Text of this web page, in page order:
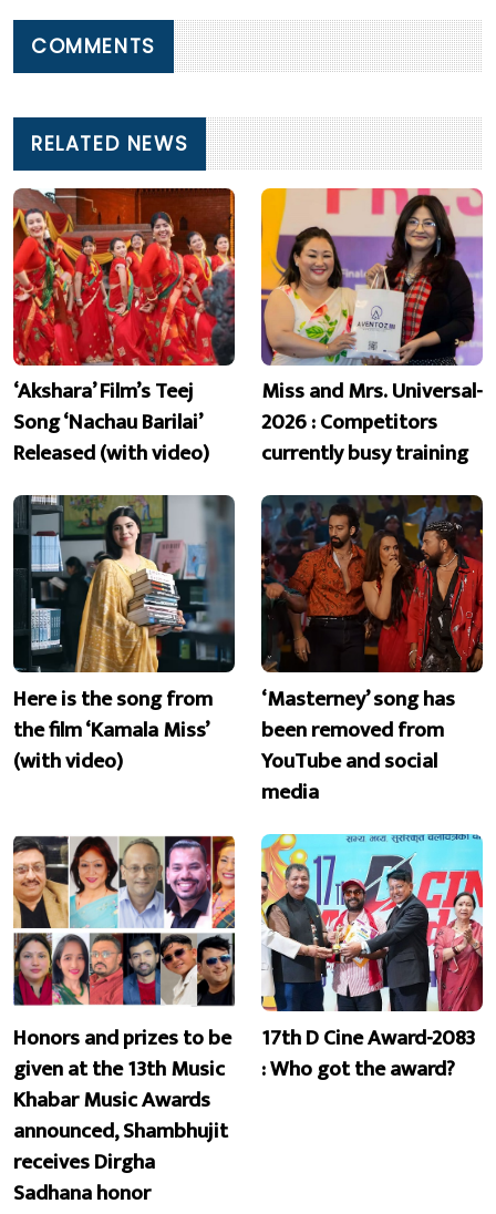
COMMENTS
RELATED NEWS
‘Akshara’ Film’s Teej
Song ‘Nachau Barilai’
Released (with video)
Miss and Mrs. Universal-
2026 : Competitors
currently busy training
Here is the song from
the film ‘Kamala Miss’
(with video)
‘Masterney’ song has
been removed from
YouTube and social
media
Honors and prizes to be
given at the 13th Music
Khabar Music Awards
announced, Shambhujit
receives Dirgha
Sadhana honor
17th D Cine Award-2083
: Who got the award?